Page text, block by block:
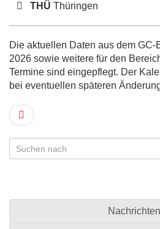
THÜ Thüringen
Die aktuellen Daten aus dem
2026 sowie weitere für den
Termine sind eingepflegt. Der
bei eventuellen späteren
Nachrichten